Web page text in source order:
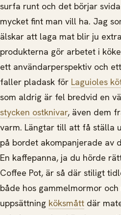
surfa runt och det börjar
mycket fint man vill ha. Jag
älskar att laga mat blir ju
produkterna gör arbetet i
ett användarperspektiv och
faller pladask för Laguioles
som aldrig är fel bredvid en
stycken ostknivar, även dem
varm. Längtar till att få ställa
på bordet akompanjerade av
En kaffepanna, ja du hörde
Coffee Pot, är så där stiligt
både hos gammelmormor och
uppsättning köksmått där